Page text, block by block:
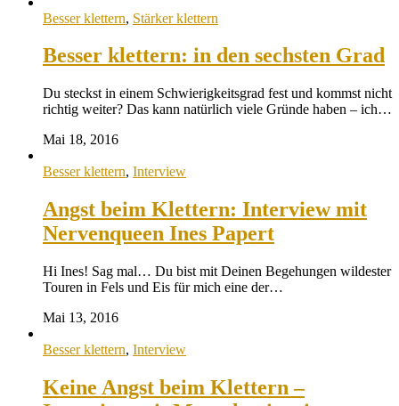
Besser klettern, Stärker klettern
Besser klettern: in den sechsten Grad
Du steckst in einem Schwierigkeitsgrad fest und kommst nicht
richtig weiter? Das kann natürlich viele Gründe haben – ich…
Mai 18, 2016
Besser klettern, Interview
Angst beim Klettern: Interview mit
Nervenqueen Ines Papert
Hi Ines! Sag mal… Du bist mit Deinen Begehungen wildester
Touren in Fels und Eis für mich eine der…
Mai 13, 2016
Besser klettern, Interview
Keine Angst beim Klettern –